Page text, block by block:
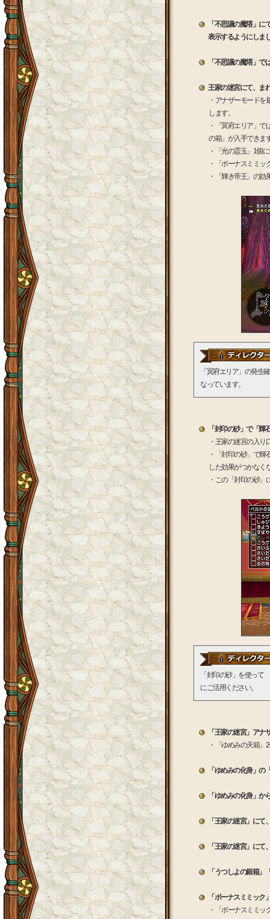
「不思議の魔塔」
表示するようにし
「不思議の魔塔」
王家の迷宮にて、ま
・アナザーモード
します。
・「冥府エリア」
の箱」が入手できま
・「光の霊玉」1個
・「ボーナスミミ
・「輝き帝王」の
「冥府エリア」の発
なっています。
「封印の砂」で「
・王家の迷宮の入
・「封印の砂」で
した効果がつかなく
・この「封印の砂
「封印の砂」を使っ
にご活用ください。
「王家の迷宮」ア
・「ゆめみの天箱
「ゆめみの化身」
「ゆめみの化身」
「王家の迷宮」に
「王家の迷宮」に
「うつしよの銀箱
「ボーナスミミッ
・「ボーナスミミ